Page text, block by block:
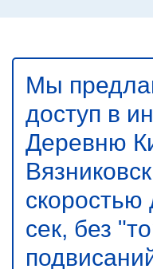
Мы
доступ в
Деревню
сек, без